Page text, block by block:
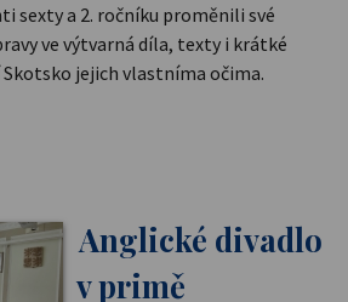
sexty a 2. ročníku proměnili své
ve výtvarná díla, texty i krátké
jejich vlastníma očima.
Anglické divadlo
v primě